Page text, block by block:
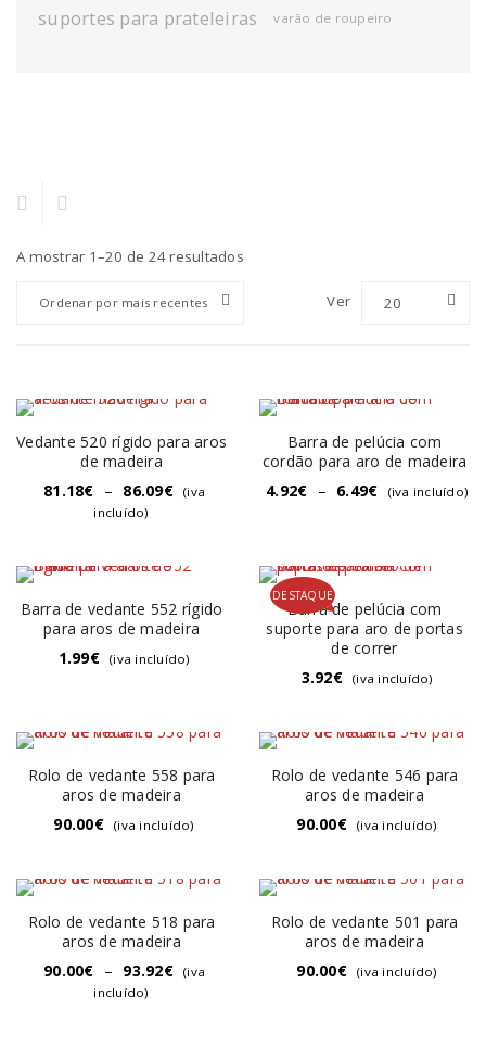
suportes para prateleiras varão de roupeiro
A mostrar 1–20 de 24 resultados
Ordenar por mais recentes Ver 20
Vedante 520 rígido para aros
de madeira
81.18€ – 86.09€
(iva
incluído)
Barra de pelúcia com
cordão para aro de madeira
4.92€ – 6.49€ (iva incluído)
Barra de vedante 552 rígido
para aros de madeira
1.99€ (iva incluído)
DESTAQUE
Barra de pelúcia com
suporte para aro de portas
de correr
3.92€ (iva incluído)
Rolo de vedante 558 para
aros de madeira
90.00€ (iva incluído)
Rolo de vedante 546 para
aros de madeira
90.00€ (iva incluído)
Rolo de vedante 518 para
aros de madeira
90.00€ – 93.92€
(iva
incluído)
Rolo de vedante 501 para
aros de madeira
90.00€ (iva incluído)